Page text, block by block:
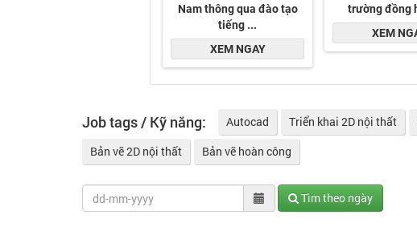
Job tags / Kỹ năng: Autocad Triển khai 2D nội thất
Bản vẽ 2D nội thất
Bản vẽ hoàn công
Tìm theo ngày